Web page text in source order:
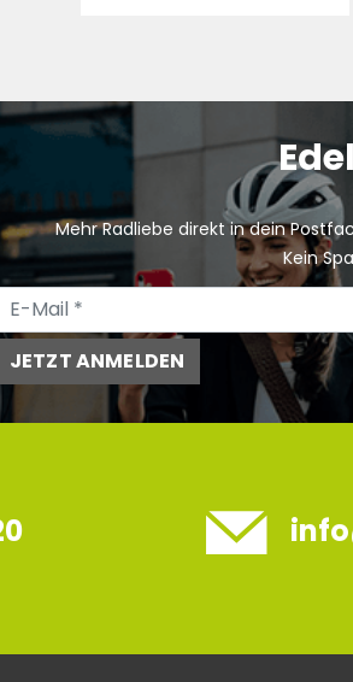
Mehr Radliebe direkt in dein
Kein
JETZT ANMELDEN